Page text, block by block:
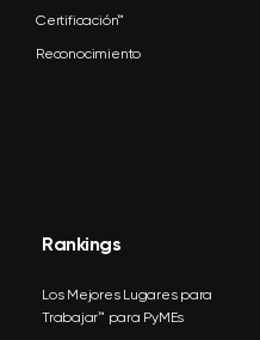
Certificación™
Reconocimiento
Rankings
Los Mejores Lugares para
Trabajar™ para PyMEs